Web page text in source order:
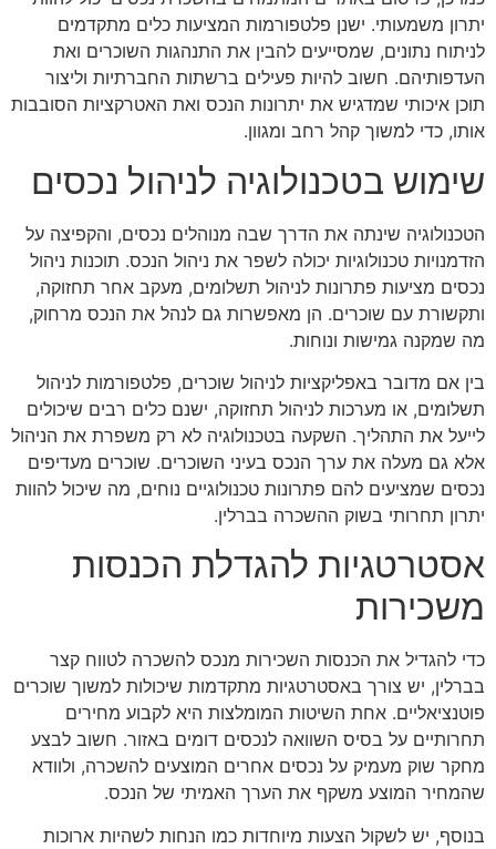
יתרון משמעותי. ישנן פלטפורמות המציעות כלים מתקדמים
לניתוח נתונים, שמסייעים להבין את התנהגות השוכרים ואת
העדפותיהם. חשוב להיות פעילים ברשתות החברתיות וליצור
תוכן איכותי שמדגיש את יתרונות הנכס ואת האטרקציות הסובבות
אותו, כדי למשוך קהל רחב ומגוון.
שימוש בטכנולוגיה לניהול נכסים
הטכנולוגיה שינתה את הדרך שבה מנוהלים נכסים, והקפיצה על
הזדמנויות טכנולוגיות יכולה לשפר את ניהול הנכס. תוכנות ניהול
נכסים מציעות פתרונות לניהול תשלומים, מעקב אחר תחזוקה,
ותקשורת עם שוכרים. הן מאפשרות גם לנהל את הנכס מרחוק,
מה שמקנה גמישות ונוחות.
בין אם מדובר באפליקציות לניהול שוכרים, פלטפורמות לניהול
תשלומים, או מערכות לניהול תחזוקה, ישנם כלים רבים שיכולים
לייעל את התהליך. השקעה בטכנולוגיה לא רק משפרת את הניהול
אלא גם מעלה את ערך הנכס בעיני השוכרים. שוכרים מעדיפים
נכסים שמציעים להם פתרונות טכנולוגיים נוחים, מה שיכול להוות
יתרון תחרותי בשוק ההשכרה בברלין.
אסטרטגיות להגדלת הכנסות
משכירות
כדי להגדיל את הכנסות השכירות מנכס להשכרה לטווח קצר
בברלין, יש צורך באסטרטגיות מתקדמות שיכולות למשוך שוכרים
פוטנציאליים. אחת השיטות המומלצות היא לקבוע מחירים
תחרותיים על בסיס השוואה לנכסים דומים באזור. חשוב לבצע
מחקר שוק מעמיק על נכסים אחרים המוצעים להשכרה, ולוודא
שהמחיר המוצע משקף את הערך האמיתי של הנכס.
בנוסף, יש לשקול הצעות מיוחדות כמו הנחות לשהיות ארוכות